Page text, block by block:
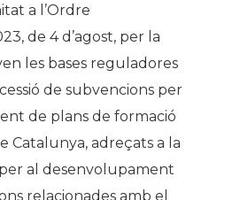
a l’Ordre
de 4 d’agost, per la
les bases reguladores
de subvencions per
de plans de formació
Catalunya, adreçats a la
al desenvolupament
relacionades amb el